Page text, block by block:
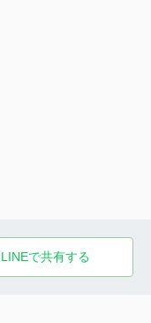
LINEで共有する